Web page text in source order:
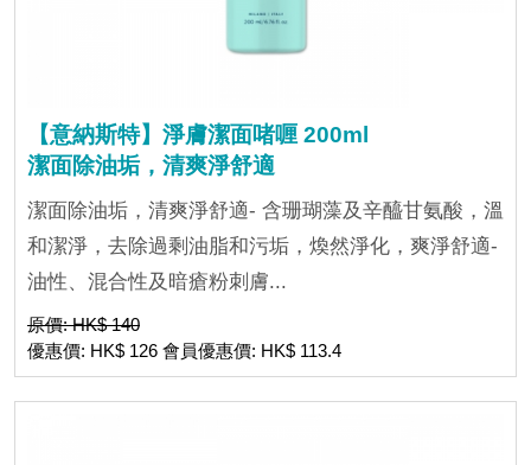
【意納斯特】淨膚潔面啫喱 200ml
潔面除油垢，清爽淨舒適
潔面除油垢，清爽淨舒適- 含珊瑚藻及辛醯甘氨酸，溫
和潔淨，去除過剩油脂和污垢，煥然淨化，爽淨舒適-
油性、混合性及暗瘡粉刺膚...
原價: HK$ 140
優惠價: HK$ 126 會員優惠價: HK$ 113.4